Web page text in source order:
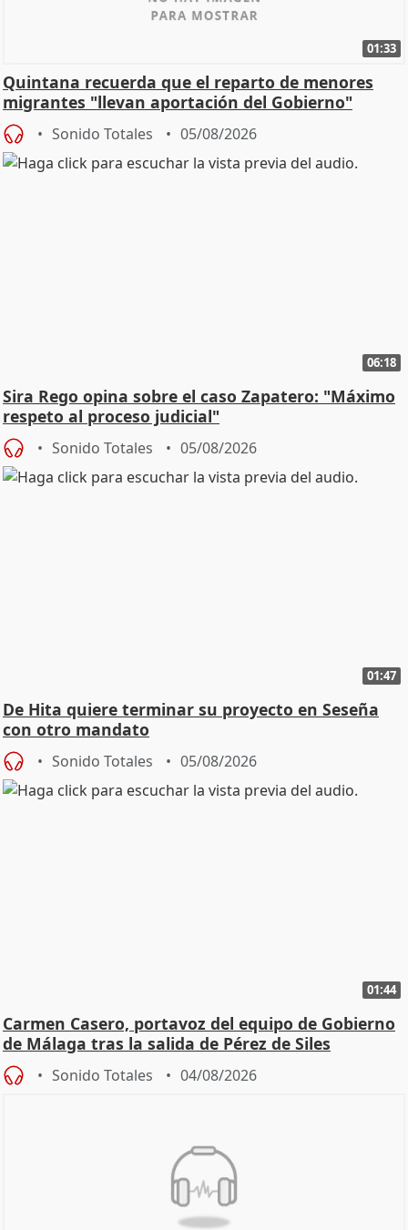
01:33
Quintana recuerda que el reparto de menores
migrantes "llevan aportación del Gobierno"
central
Sonido Totales 05/08/2026
06:18
Sira Rego opina sobre el caso Zapatero: "Máximo
respeto al proceso judicial"
Sonido Totales 05/08/2026
01:47
De Hita quiere terminar su proyecto en Seseña
con otro mandato
Sonido Totales 05/08/2026
01:44
Carmen Casero, portavoz del equipo de Gobierno
de Málaga tras la salida de Pérez de Siles
Sonido Totales 04/08/2026